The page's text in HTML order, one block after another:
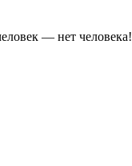
— нет человека!